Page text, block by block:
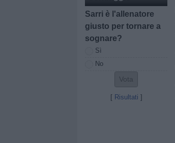
Sarri è l'allenatore
giusto per tornare a
sognare?
Sì
No
[ Risultati ]